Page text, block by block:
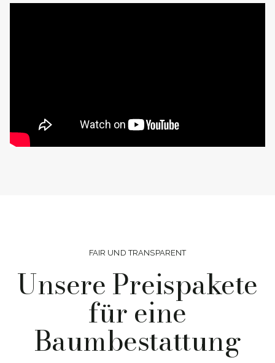
FAIR UND TRANSPARENT
Unsere Preispakete
für eine
Baumbestattung